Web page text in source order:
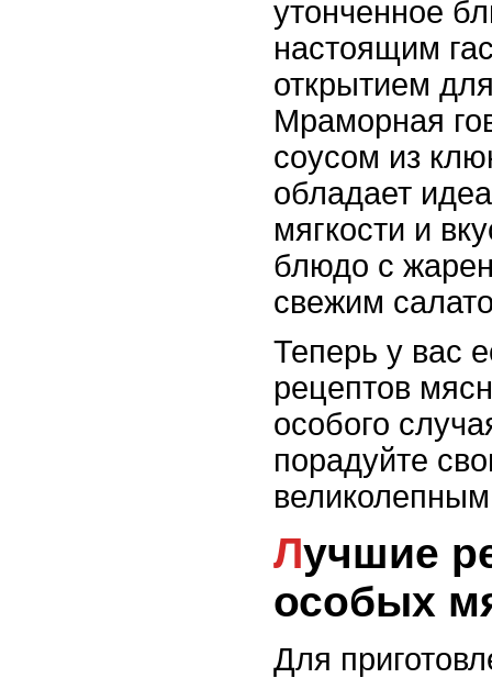
утонченное
настоящим
открытием
Мраморная
соусом из
обладает
мягкости и
блюдо с
свежим
Теперь у вас
рецептов
особого
порадуйте
Лучшие рецепты
особых
Для